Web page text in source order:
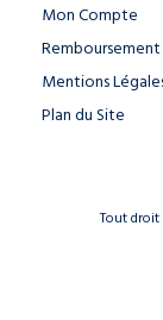
Mon Compte
Mentions
Plan du Site
Tout